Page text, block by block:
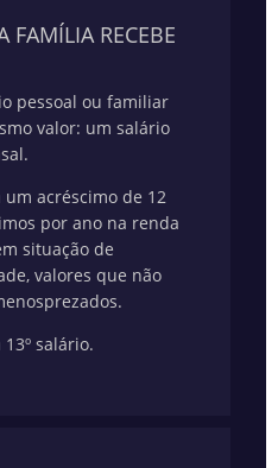
FAMÍLIA RECEBE
pessoal ou familiar
valor: um salário
um acréscimo de 12
por ano na renda
situação de
valores que não
13º salário.